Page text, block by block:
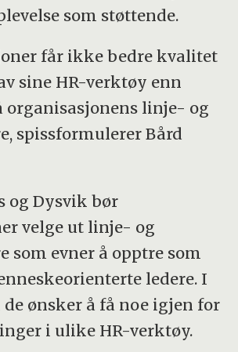
som støttende.
får ikke bedre kvalitet
sine HR-verktøy enn
organisasjonens linje- og
spissformulerer Bård
og Dysvik bør
velge ut linje- og
som evner å opptre som
ledere. I
ønsker å få noe igjen for
i ulike HR-verktøy.